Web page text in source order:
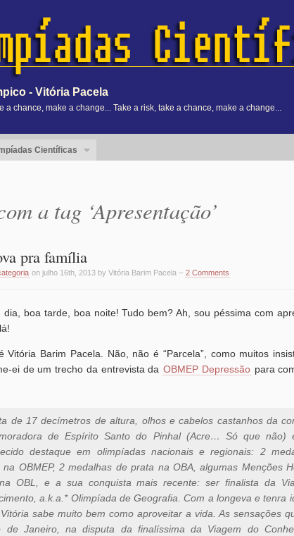
- Vitória Pacela
a chance, make a change... Take a risk, take a chance, make a change...
Científicas
a tag ‘Apresentação’
pra família
on julho 16th, 2013 by Vitória Barim Pacela – 2 Comments
dia, boa tarde, boa noite! Tudo bem? Ah, sou péssima com
Vitória Barim Pacela. Não, não é “Parcela”, como muitos
ei de um trecho da entrevista da OBMEP Depressão para
de 17 decímetros de altura, olhos e cabelos castanhos da
de Espírito Santo do Pinhal (Acre… Só que não)
destaque em olimpíadas nacionais e regionais: 2
na OBMEP, 2 medalhas de prata na OBA, algumas Menções
OBL, e a sua conquista mais recente: ser finalista da
a.k.a.* Olimpíada de Geografia. Com a longeva e tenra
sabe muito bem como aproveitar a vida. As sensações
de Janeiro, na disputa da finalíssima da Viagem do